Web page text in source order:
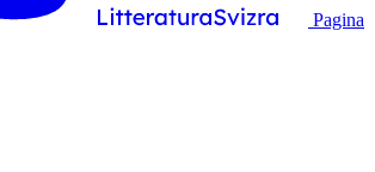
Pagina